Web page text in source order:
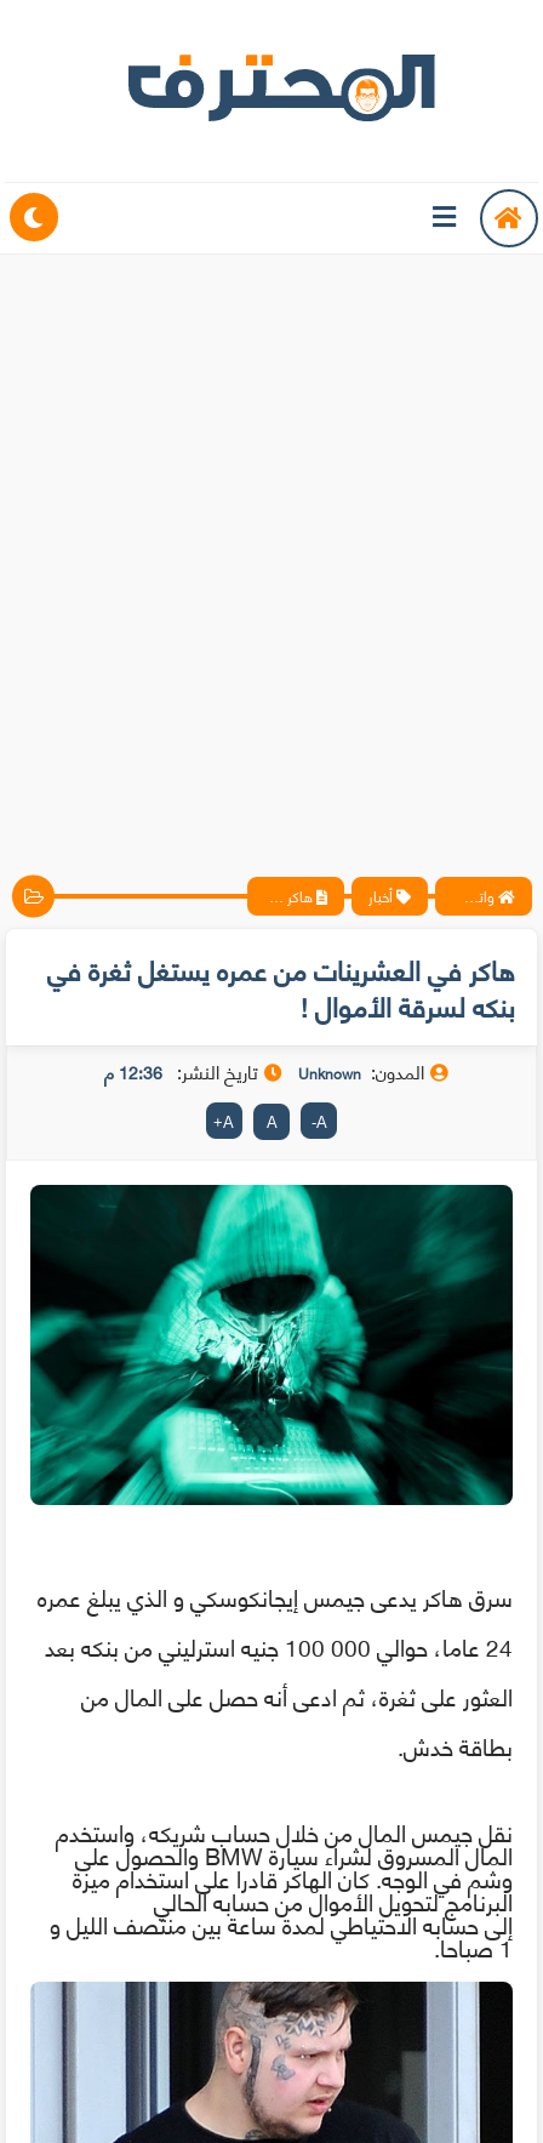
واتس آب ، فيسبوك ، أنترنت ، شروحات تقنية حصرية - المحترف أخبار هاكر في العشرينات من عمره يستغل ثغرة في بنكه لسرقة الأموال !
هاكر في العشرينات من عمره يستغل ثغرة في
بنكه لسرقة الأموال !
المدون: Unknown تاريخ النشر: 12:36 م
A
-
A
A
+
سرق هاكر يدعى جيمس إيجانكوسكي و الذي يبلغ عمره
24 عاما، حوالي 000 100 جنيه استرليني من بنكه بعد
العثور على ثغرة، ثم ادعى أنه حصل على المال من
بطاقة خدش.
نقل جيمس المال من خلال حساب شريكه، واستخدم
المال المسروق لشراء سيارةBMWوالحصول على وشمفيالوجه. كان الهاكر قادرا على استخدام ميزة
البرنامج لتحويل الأموال من حسابه الحالي
إلىحسابه الاحتياطيلمدة ساعة بين منتصف الليل و 1صباحا.